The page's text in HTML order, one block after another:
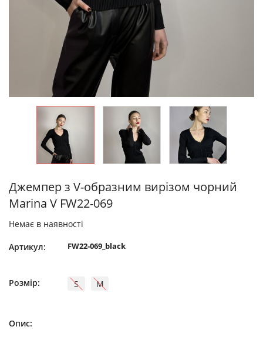
Джемпер з V-образним вирізом чорний
Marina V FW22-069
Немає в наявності
Артикул: FW22-069_black
Розмір: S M
Опис: